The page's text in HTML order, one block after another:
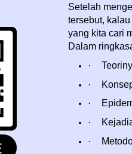
Setelah
tersebut,
yang kita cari
Dalam
·
·
·
·
·